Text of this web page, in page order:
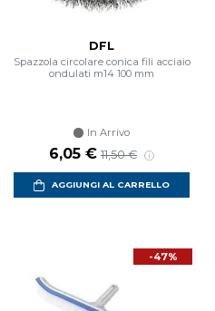
DFL
Spazzola circolare conica fili acciaio
ondulati m14 100 mm
In Arrivo
Prezzo scontato
6,05 € Prezzo di listino
11,50 €
AGGIUNGI AL CARRELLO
-47%